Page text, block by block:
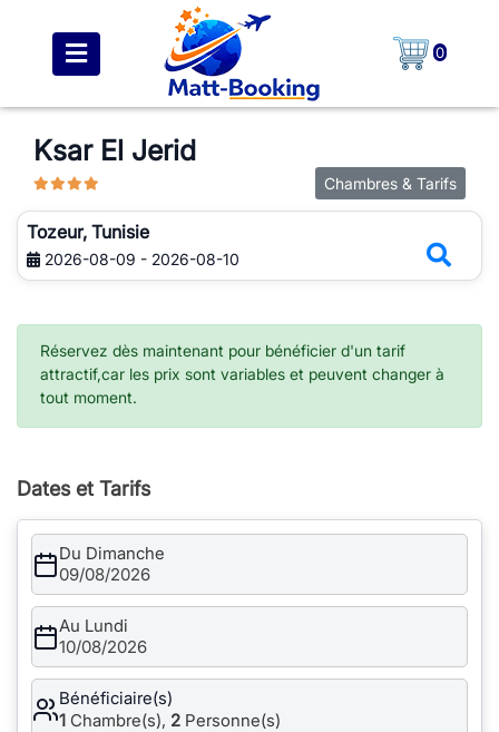
0
Ksar El Jerid
Chambres & Tarifs
Tozeur, Tunisie
2026-08-09 - 2026-08-10
Réservez dès maintenant pour bénéficier d'un tarif
attractif,car les prix sont variables et peuvent changer à
tout moment.
Dates et Tarifs
Du Dimanche
09/08/2026
Au Lundi
10/08/2026
Bénéficiaire(s)
1 Chambre(s), 2 Personne(s)